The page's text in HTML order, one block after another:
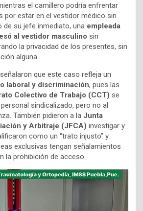
el camillero podría enfrentar
por estar en el vestidor médico sin
su jefe inmediato, una empleada
al vestidor masculino sin
la privacidad de los presentes, sin
alguna.
que este caso refleja un
laboral y discriminación, pues las
Colectivo de Trabajo (CCT) se
sindicalizado, pero no al
También pidieron a la Junta
y Arbitraje (JFCA) investigar y
como un “trato injusto” y
exclusivas tengan señalamientos
la prohibición de acceso.